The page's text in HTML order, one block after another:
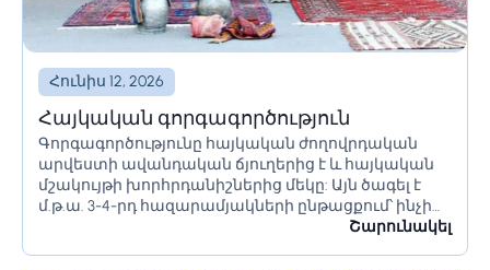
Հունիս 12, 2026
Հայկական գորգագործություն
Գորգագործությունը հայկական ժողովրդական
արվեստի ավանդական ճյուղերից է և հայկական
մշակույթի խորհրդանիշներից մեկը: Այն ծագել է
մ.թ.ա. 3-4-րդ հազարամյակների ընթացքում՝ ինչի
մասին վկայում են պեղումների ընթացքումՇարունակել